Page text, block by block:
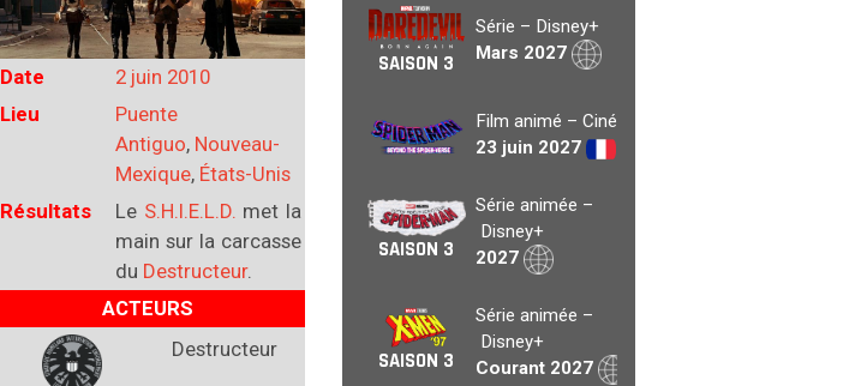
Date
2 juin 2010
Lieu
Puente
Antiguo, Nouveau-
Mexique, États-Unis
Résultats
Le S.H.I.E.L.D. met la
main sur la carcasse
du Destructeur.
ACTEURS
Destructeur
SAISON 3
Série – Disney+
Mars 2027
Film animé – Cinéma
23 juin 2027
SAISON 3
Série animée –
Disney+
2027
SAISON 3
Série animée –
Disney+
Courant 2027